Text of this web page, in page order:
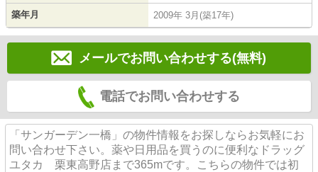
築年月 2009年 3月(築17年)
メールでお問い合わせする(無料)
電話でお問い合わせする
「サンガーデン一橋」の物件情報をお探しならお気軽にお
問い合わせ下さい。薬や日用品を買うのに便利なドラッグ
ユタカ 栗東高野店まで365mです。こちらの物件では初